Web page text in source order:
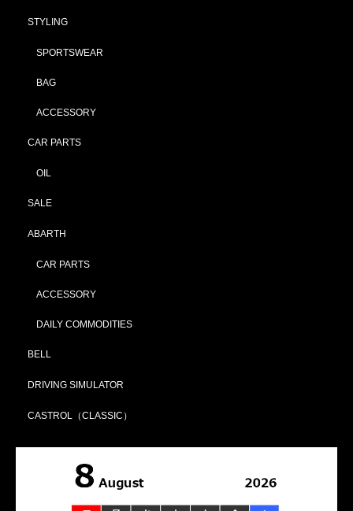
STYLING
SPORTSWEAR
BAG
ACCESSORY
CAR PARTS
OIL
SALE
ABARTH
CAR PARTS
ACCESSORY
DAILY COMMODITIES
BELL
DRIVING SIMULATOR
CASTROL（CLASSIC）